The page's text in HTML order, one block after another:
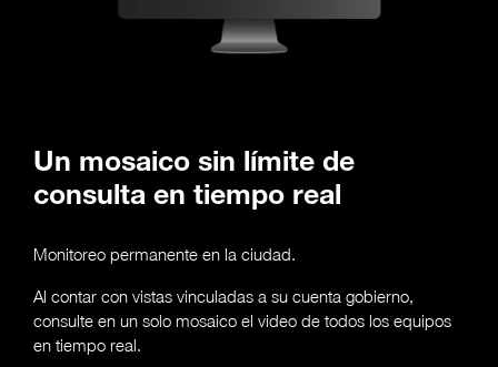
Un mosaico sin límite de
consulta en tiempo real
Monitoreo permanente en la ciudad.
Al contar con vistas vinculadas a su cuenta gobierno,
consulte en un solo mosaico el video de todos los equipos
en tiempo real.